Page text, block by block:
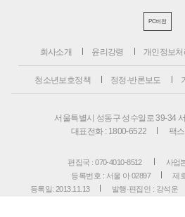
PC버전
회사소개 윤리강령 개인정보
청소년보호정책 정정·반론보도
서울특별시 성동구 성수일로 39-34
대표전화 : 1800-6522
팩
편집국 : 070-4010-8512
사업
등록번호 : 서울 아 02897
제
등록일: 2013.11.13
발행·편집인 : 강석운